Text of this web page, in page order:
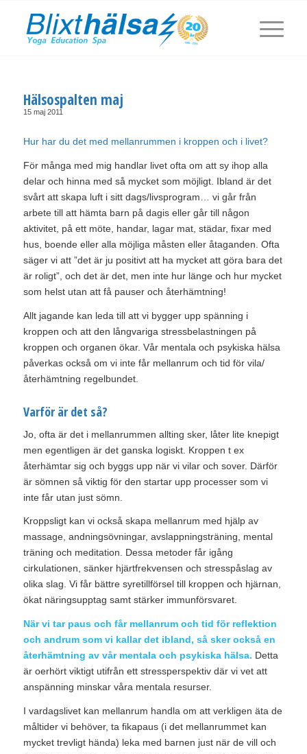
Hälsospalten maj
15 maj 2011
Hur har du det med mellanrummen i kroppen och i livet?
För många med mig handlar livet ofta om att sy ihop alla
delar och hinna med så mycket som möjligt. Ibland är det
svårt att skapa luft i sitt dags/livsprogram… vi går från
arbete till att hämta barn på dagis eller går till någon
aktivitet, på ett möte, handar, lagar mat, städar, fixar med
hus, boende eller alla möjliga måsten eller åtaganden. Ofta
säger vi att ”det är ju positivt att ha mycket att göra bara det
är roligt”, och det är det, men inte hur länge och hur mycket
som helst utan att få pauser och återhämtning!
Allt jagande kan leda till att vi bygger upp spänning i
kroppen och att den långvariga stressbelastningen på
kroppen och organen ökar. Vår mentala och psykiska hälsa
påverkas också om vi inte får mellanrum och tid för vila/
återhämtning regelbundet.
Varför är det så?
Jo, ofta är det i mellanrummen allting sker, låter lite knepigt
men egentligen är det ganska logiskt. Kroppen t ex
återhämtar sig och byggs upp när vi vilar och sover. Därför
är sömnen så viktig för den startar upp processer som vi
inte får utan just sömn.
Kroppsligt kan vi också skapa mellanrum med hjälp av
massage, andningsövningar, avslappningsträning, mental
träning och meditation. Dessa metoder får igång
cirkulationen, sänker hjärtfrekvensen och stresspåslag av
olika slag. Vi får bättre syretillförsel till kroppen och hjärnan,
ökat näringsupptag samt stärker immunförsvaret.
När vi tar paus och får mellanrum och tid för reflektion
och andrum som vi kallar det ibland, så sker också en
återhämtning av vår mentala och psykiska hälsa. Detta
är oerhört viktigt utifrån ett stressperspektiv där vi vet att
anspänning minskar våra mentala resurser.
I vardagslivet kan mellanrum handla om att verkligen äta de
måltider vi behöver, ta fikapaus (i det mellanrummet kan
mycket trevligt hända) leka med barnen just när de vill och